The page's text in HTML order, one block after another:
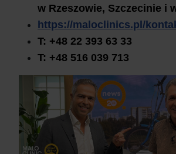
w Rzeszowie, Szczecinie i
https://maloclinics.pl/
T: +48 22 393 63 33
T: +48 516 039 713